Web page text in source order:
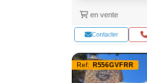
en vente
Contacter
Ref: R556GVFRR